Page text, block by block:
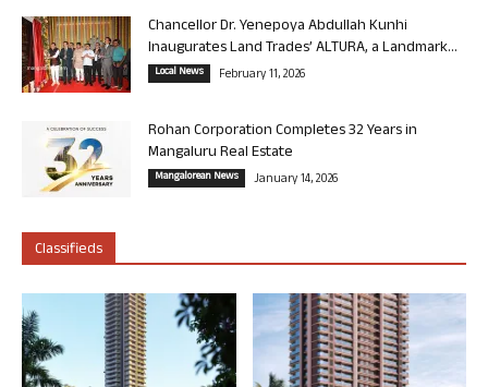
Chancellor Dr. Yenepoya Abdullah Kunhi
Inaugurates Land Trades’ ALTURA, a Landmark...
Local News February 11, 2026
Rohan Corporation Completes 32 Years in
Mangaluru Real Estate
Mangalorean News January 14, 2026
Classifieds